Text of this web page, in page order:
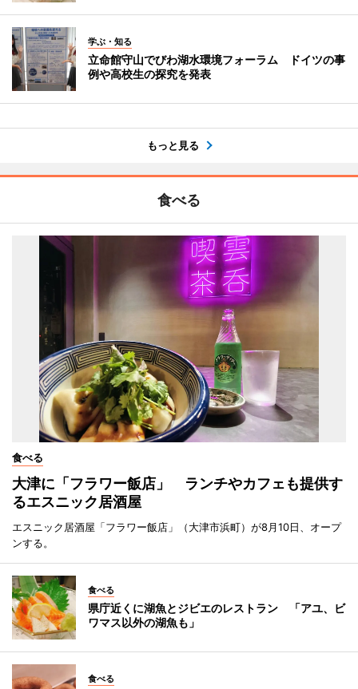
学ぶ・知る
立命館守山でびわ湖水環境フォーラム ドイツの事
例や高校生の探究を発表
もっと見る
食べる
食べる
大津に「フラワー飯店」 ランチやカフェも提供す
るエスニック居酒屋
エスニック居酒屋「フラワー飯店」（大津市浜町）が8月10日、オープ
ンする。
食べる
県庁近くに湖魚とジビエのレストラン 「アユ、ビ
ワマス以外の湖魚も」
食べる